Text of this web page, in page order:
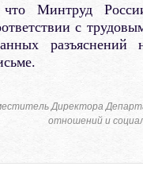
Минтруд
с
разъяснений
Директора
отношений и